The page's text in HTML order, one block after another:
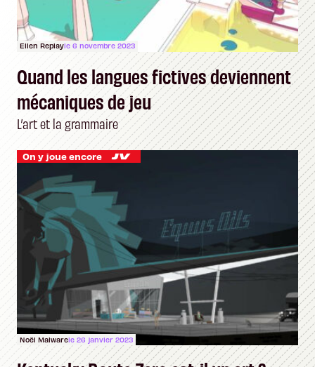
Ellen Replayle 6 novembre 2023
Quand les langues fictives deviennent
mécaniques de jeu
L’art et la grammaire
On y joue encore
Noël Malwarele 26 janvier 2023